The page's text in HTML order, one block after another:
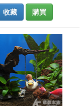
收藏 購買